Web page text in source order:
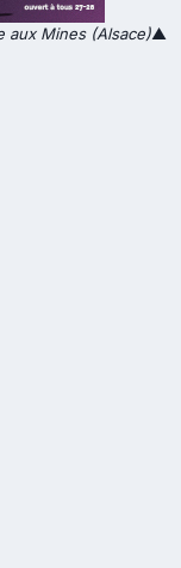
aux Mines (Alsace)▲